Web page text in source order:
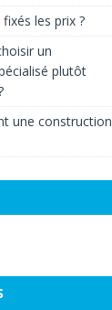
les prix ?
un
plutôt
une construction